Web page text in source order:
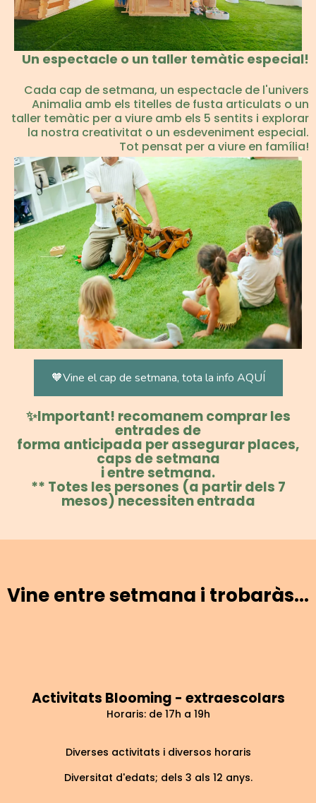
Un espectacle o un taller temàtic especial!
Cada cap de setmana, un espectacle de l'univers
Animalia amb els titelles de fusta articulats o un
taller temàtic per a viure amb els 5 sentits i explorar
la nostra creativitat o un esdeveniment especial.
Tot pensat per a viure en família!
🧡Vine el cap de setmana, tota la info AQUÍ
✨Important! recomanem comprar les
entrades de
forma anticipada per assegurar places,
caps de setmana
i entre setmana.
** Totes les persones (a partir dels 7
mesos) necessiten entrada
Vine entre setmana i trobaràs...
Activitats Blooming - extraescolars
Horaris: de 17h a 19h
Diverses activitats i diversos horaris
Diversitat d'edats; dels 3 als 12 anys.